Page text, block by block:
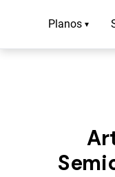
Planos ▾